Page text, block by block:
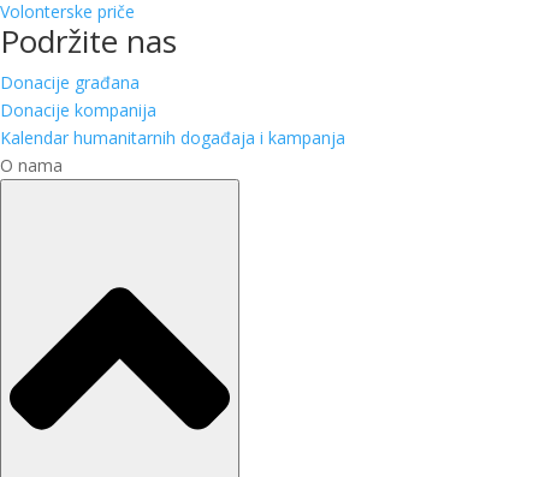
Volonterske priče
Podržite nas
Donacije građana
Donacije kompanija
Kalendar humanitarnih događaja i kampanja
O nama